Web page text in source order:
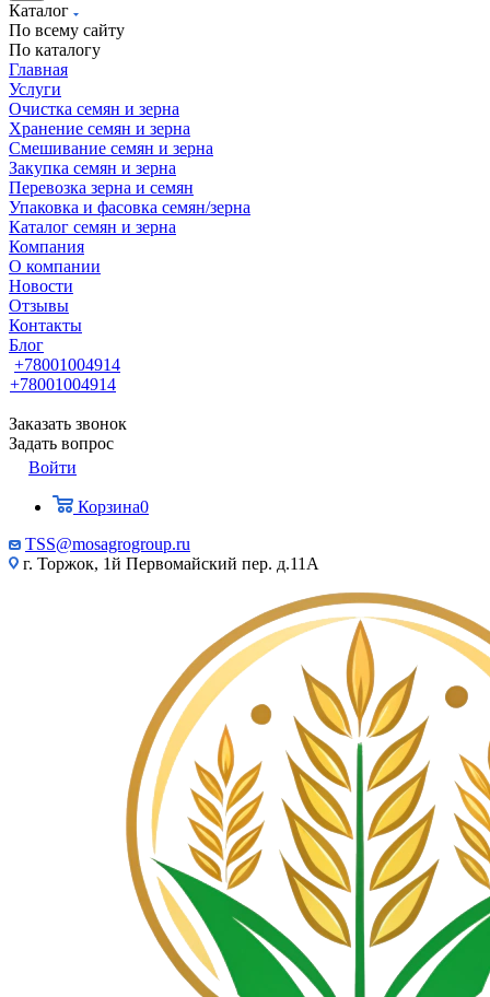
Каталог
По всему сайту
По каталогу
Главная
Услуги
Очистка семян и зерна
Хранение семян и зерна
Смешивание семян и зерна
Закупка семян и зерна
Перевозка зерна и семян
Упаковка и фасовка семян/зерна
Каталог семян и зерна
Компания
О компании
Новости
Отзывы
Контакты
Блог
+78001004914
+78001004914
Заказать звонок
Задать вопрос
Войти
Корзина0
TSS@mosagrogroup.ru
г. Торжок, 1й Первомайский пер. д.11А